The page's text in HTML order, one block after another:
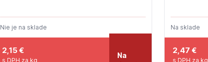
Nie je na sklade
2,15€
s DPH za kg
Na
Na sklade
2,47 €
s DPH za kg